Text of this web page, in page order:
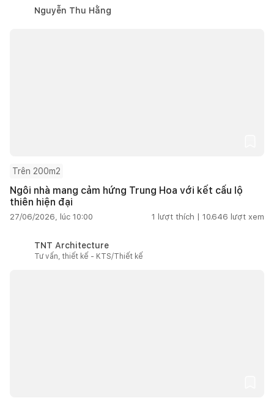
Nguyễn Thu Hằng
Trên 200m2
Ngôi nhà mang cảm hứng Trung Hoa với kết cấu lộ
thiên hiện đại
27/06/2026, lúc 10:00 1 lượt thích | 10.646 lượt xem
TNT Architecture
Tư vấn, thiết kế - KTS/Thiết kế